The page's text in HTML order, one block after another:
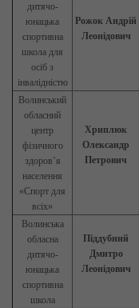
дитячо-
юнацька
спортивна
школа для
осіб з
інвалідністю
Рожок Андрій
Леонідович
Волинський
обласний
центр
фізичного
здоров’я
населення
«Спорт для
всіх»
Хриплюк
Олександр
Петрович
Волинська
обласна
дитячо-
юнацька
спортивна
школа
Піддубний
Дмитро
Леонідович